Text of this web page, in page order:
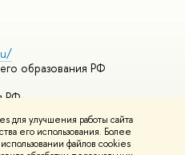
для улучшения работы сайта
его использования. Более
файлов cookies
образования РФ
РФ
курсы